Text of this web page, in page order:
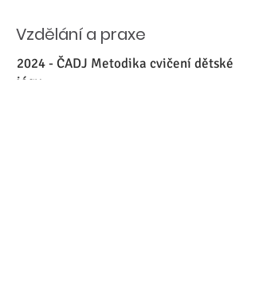
Vzdělání a praxe
2024 - ČADJ Metodika cvičení dětské
jógy